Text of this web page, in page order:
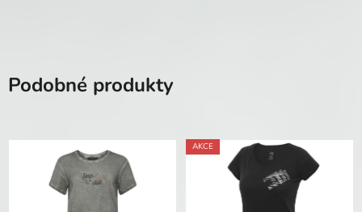
Podobné produkty
AKCE